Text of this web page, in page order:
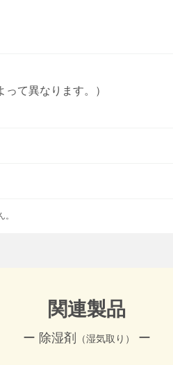
って異なります。）
関連製品
ー 除湿剤 （湿気取り） ー